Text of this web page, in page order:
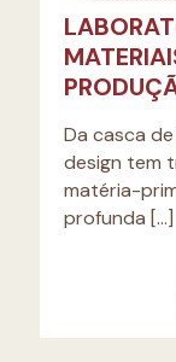
Da casca
design tem
matéria-
profunda […]